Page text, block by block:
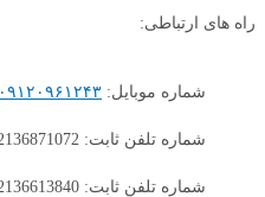
راه های ارتباطی:
شماره موبایل: ۰۹۱۲۰۹۶۱۲۴۳
شماره تلفن ثابت: 02136871072 – 02136871294
شماره تلفن ثابت: 02136613840 -02133911013